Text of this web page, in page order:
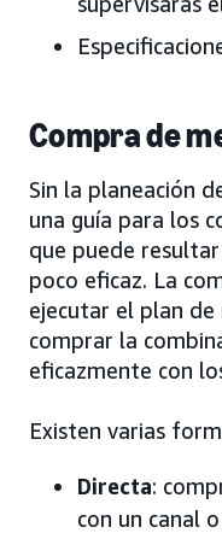
Compra de
Sin la planeación
una guía para los
que puede
poco eficaz. La
ejecutar el plan de
comprar la
eficazmente con
Existen varias
Directa:
con un canal